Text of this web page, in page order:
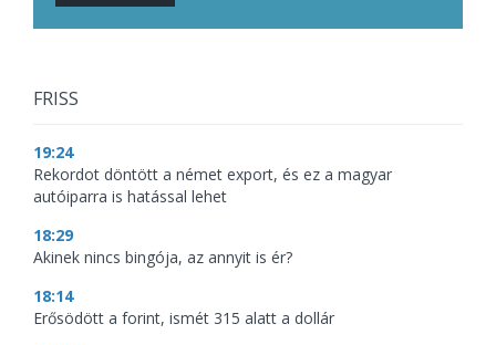
FRISS
19:24
Rekordot döntött a német export, és ez a magyar
autóiparra is hatással lehet
18:29
Akinek nincs bingója, az annyit is ér?
18:14
Erősödött a forint, ismét 315 alatt a dollár